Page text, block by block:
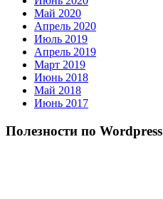
Май 2020
Апрель 2020
Июль 2019
Апрель 2019
Март 2019
Июнь 2018
Май 2018
Июнь 2017
Полезности по Wordpress